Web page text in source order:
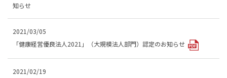
知らせ
2021/03/05
「健康経営優良法人2021」（大規模法人部門）認定のお知らせ
2021/02/19